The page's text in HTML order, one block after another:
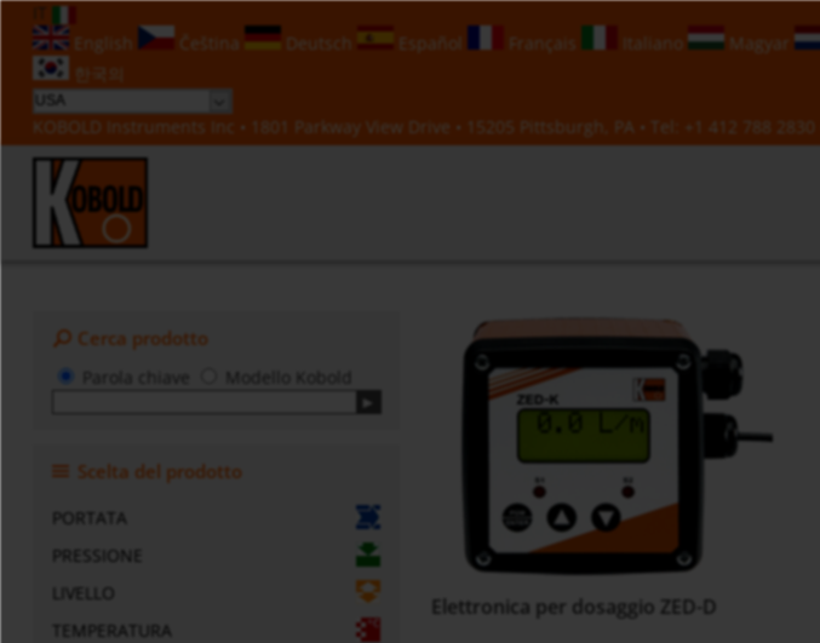
English
Čeština Deutsch Español Français Italiano Magyar
한국의
KOBOLD Instruments Inc • 1801 Parkway View Drive • 15205 Pittsburgh, PA • Tel: +1 412 788 2830
Cerca prodotto
Modello Kobold
Scelta del prodotto
PORTATA
PRESSIONE
LIVELLO
TEMPERATURA
Elettronica per dosaggio ZED-D